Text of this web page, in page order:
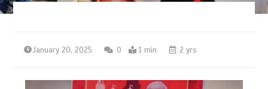
January 20, 2025 0 1 min 2 yrs